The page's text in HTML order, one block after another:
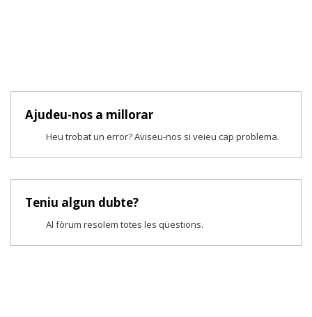
Ajudeu-nos a millorar
Heu trobat un error? Aviseu-nos si veieu cap problema.
Teniu algun dubte?
Al fòrum resolem totes les qüestions.